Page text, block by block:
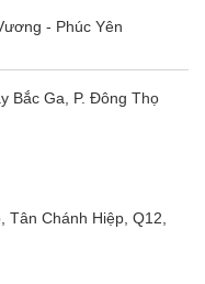
- Phúc Yên
Bắc Ga, P. Đông Thọ
Tân Chánh Hiệp, Q12,